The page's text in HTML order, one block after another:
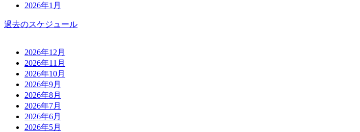
2026年1月
過去のスケジュール
2026年12月
2026年11月
2026年10月
2026年9月
2026年8月
2026年7月
2026年6月
2026年5月